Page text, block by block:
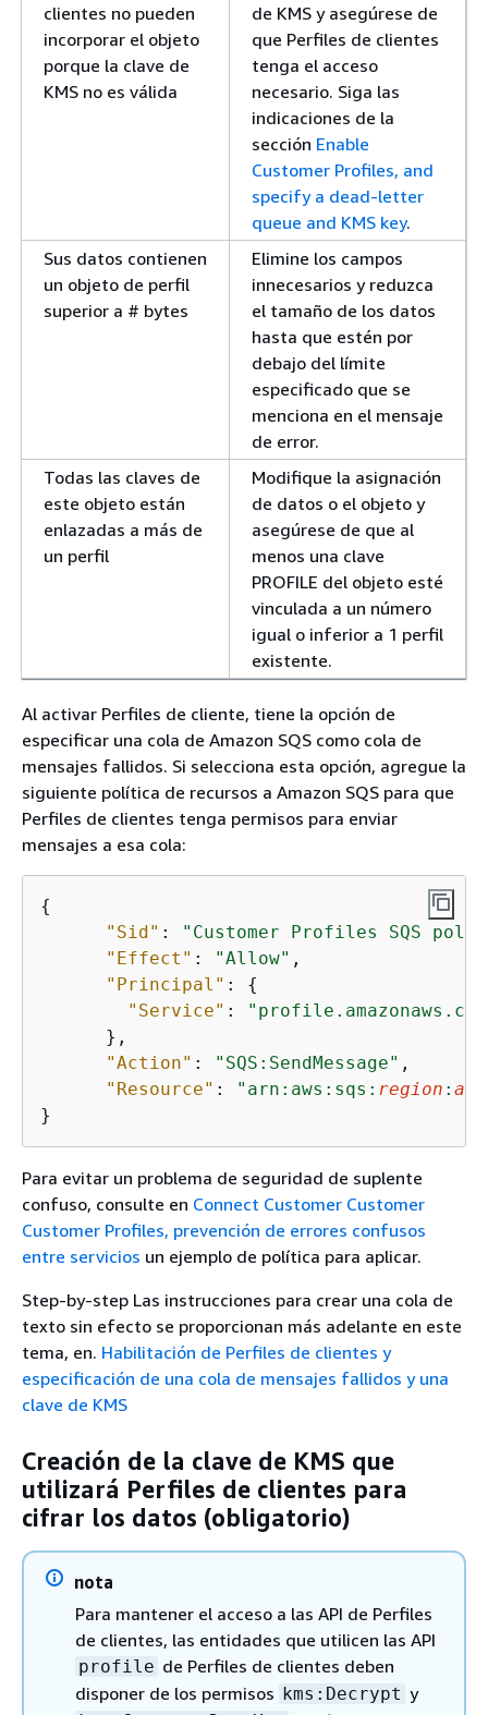
clientes no pueden
incorporar el objeto
porque la clave de
KMS no es válida
de KMS y asegúrese de
que Perfiles de clientes
tenga el acceso
necesario. Siga las
indicaciones de la
sección Enable
Customer Profiles, and
specify a dead-letter
queue and KMS key.
Sus datos contienen
un objeto de perfil
superior a # bytes
Elimine los campos
innecesarios y reduzca
el tamaño de los datos
hasta que estén por
debajo del límite
especificado que se
menciona en el mensaje
de error.
Todas las claves de
este objeto están
enlazadas a más de
un perfil
Modifique la asignación
de datos o el objeto y
asegúrese de que al
menos una clave
PROFILE del objeto esté
vinculada a un número
igual o inferior a 1 perfil
existente.
Al activar Perfiles de cliente, tiene la opción de
especificar una cola de Amazon SQS como cola de
mensajes fallidos. Si selecciona esta opción, agregue la
siguiente política de recursos a Amazon SQS para que
Perfiles de clientes tenga permisos para enviar
mensajes a esa cola:
{
"Sid" :
"Customer Profiles SQS
"Effect" : "Allow" ,
"Principal" : {
"Service" :
      },
"Action" : "SQS:SendMessage" ,
"Resource" : "arn:aws:sqs: region :
}
Para evitar un problema de seguridad de suplente
confuso, consulte en Connect Customer Customer
Customer Profiles, prevención de errores confusos
entre servicios un ejemplo de política para aplicar.
Step-by-step Las instrucciones para crear una cola de
texto sin efecto se proporcionan más adelante en este
tema, en. Habilitación de Perfiles de clientes y
especificación de una cola de mensajes fallidos y una
clave de KMS
Creación de la clave de KMS que
utilizará Perfiles de clientes para
cifrar los datos (obligatorio)
nota
Para mantener el acceso a las API de Perfiles
de clientes, las entidades que utilicen las API
profile de Perfiles de clientes deben
disponer de los permisos kms:Decrypt y